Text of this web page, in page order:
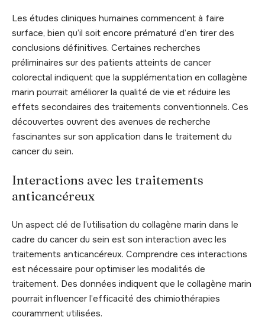
Les études cliniques humaines commencent à faire
surface, bien qu’il soit encore prématuré d’en tirer des
conclusions définitives. Certaines recherches
préliminaires sur des patients atteints de cancer
colorectal indiquent que la supplémentation en collagène
marin pourrait améliorer la qualité de vie et réduire les
effets secondaires des traitements conventionnels. Ces
découvertes ouvrent des avenues de recherche
fascinantes sur son application dans le traitement du
cancer du sein.
Interactions avec les traitements
anticancéreux
Un aspect clé de l’utilisation du collagène marin dans le
cadre du cancer du sein est son interaction avec les
traitements anticancéreux. Comprendre ces interactions
est nécessaire pour optimiser les modalités de
traitement. Des données indiquent que le collagène marin
pourrait influencer l’efficacité des chimiothérapies
couramment utilisées.